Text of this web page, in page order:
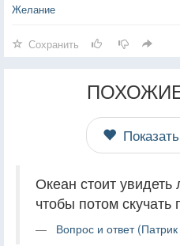
Желание
Сохранить
Океан стоит
чтобы потом
Вопрос и ответ